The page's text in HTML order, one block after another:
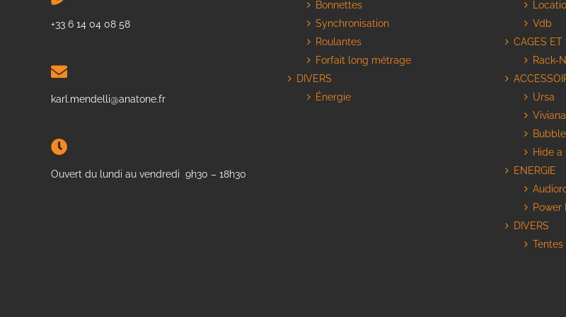
+33 6 14 04 08 58
karl.mendelli@anatone.fr
Ouvert du lundi au vendredi 9h30 – 18h30
Bonnettes
Synchronisation
Roulantes
Forfait long métrage
DIVERS
Énergie
Vdb
CAGES ET
Rack-
Ursa
Viviana
Hide a
ENERGIE
Power
DIVERS
Tentes